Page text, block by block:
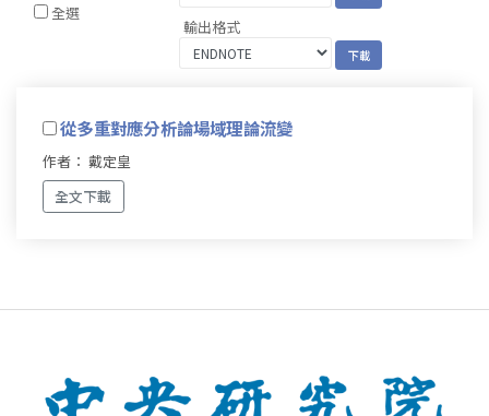
全選
輸出格式
從多重對應分析論場域理論流變
作者： 戴定皇
全文下載